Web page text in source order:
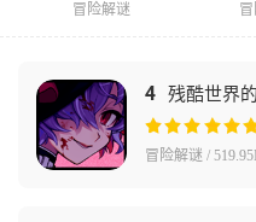
冒险解谜
4 残酷世界
冒险解谜 /